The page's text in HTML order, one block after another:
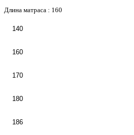
Длина матраса : 160
140
160
170
180
186